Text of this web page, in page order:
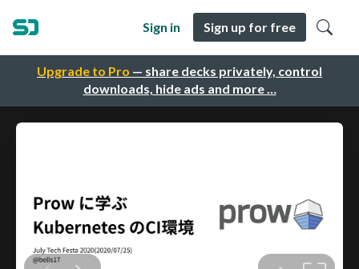
Upgrade to Pro — share decks privately, control
downloads, hide ads and more …
Sign in Sign up for free